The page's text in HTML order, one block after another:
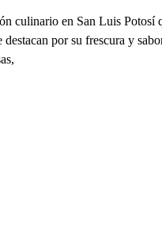
culinario en San Luis Potosí
por su frescura y